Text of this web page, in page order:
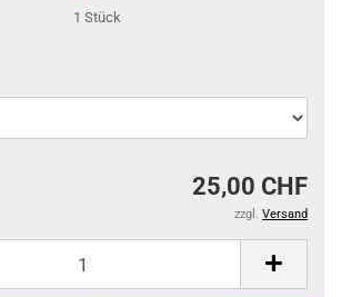
1 Stück
25,00 CHF
zzgl. Versand